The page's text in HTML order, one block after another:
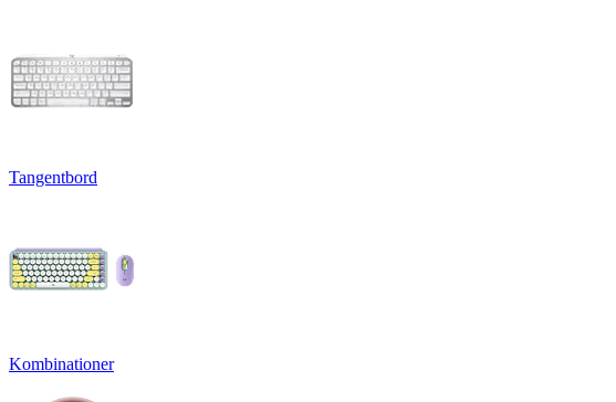
Tangentbord
Kombinationer